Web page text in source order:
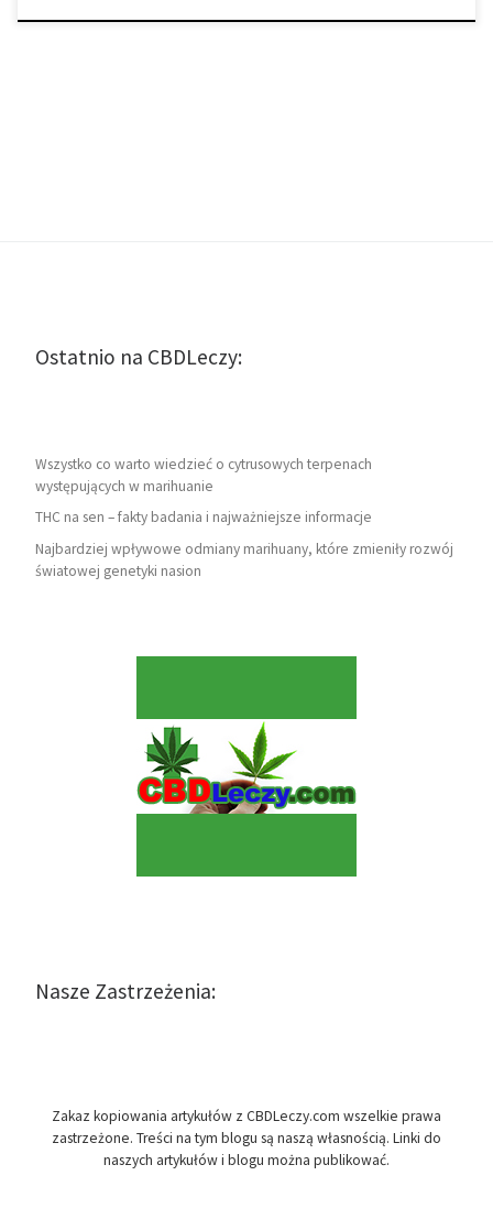
Ostatnio na CBDLeczy:
Wszystko co warto wiedzieć o cytrusowych terpenach
występujących w marihuanie
THC na sen – fakty badania i najważniejsze informacje
Najbardziej wpływowe odmiany marihuany, które zmieniły rozwój
światowej genetyki nasion
Nasze Zastrzeżenia:
Zakaz kopiowania artykułów z CBDLeczy.com wszelkie prawa
zastrzeżone. Treści na tym blogu są naszą własnością. Linki do
naszych artykułów i blogu można publikować.